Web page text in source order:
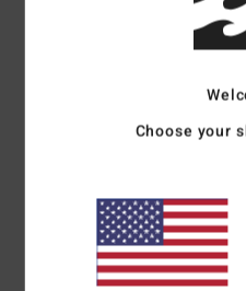
Note
basé sur1 avis
0% de nos clients
Choose your